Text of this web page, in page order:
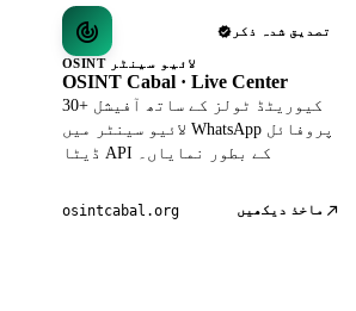
تصدیق شدہ ذکر
OSINT لائیو سینٹر
OSINT Cabal · Live Center
30+ کیوریٹڈ ٹولز کے ساتھ آفیشل
لائیو سینٹر میں WhatsApp پروفائل
ڈیٹا API کے بطور نمایاں۔
osintcabal.org ماخذ دیکھیں